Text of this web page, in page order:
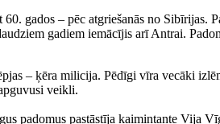
gados – pēc atgriešanās no Sibīrijas.
gadiem iemācījis arī Antrai.
– ķēra milicija. Pēdīgi vīra vecāki
veikli.
padomus pastāstīja kaimiņtante Vija